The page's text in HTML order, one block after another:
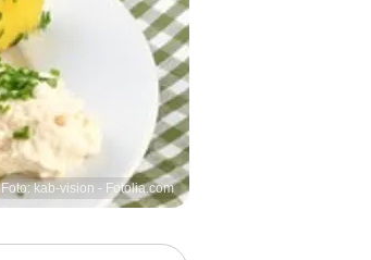
Foto: kab-vision - Fotolia.com